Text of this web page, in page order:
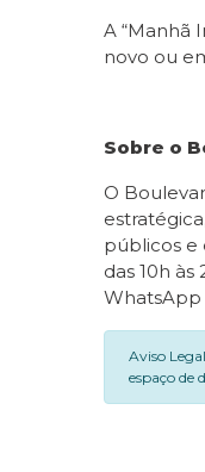
A “Manhã
novo ou
Sobre o
O
públicos e
das 10h
WhatsApp
Aviso
espaço de